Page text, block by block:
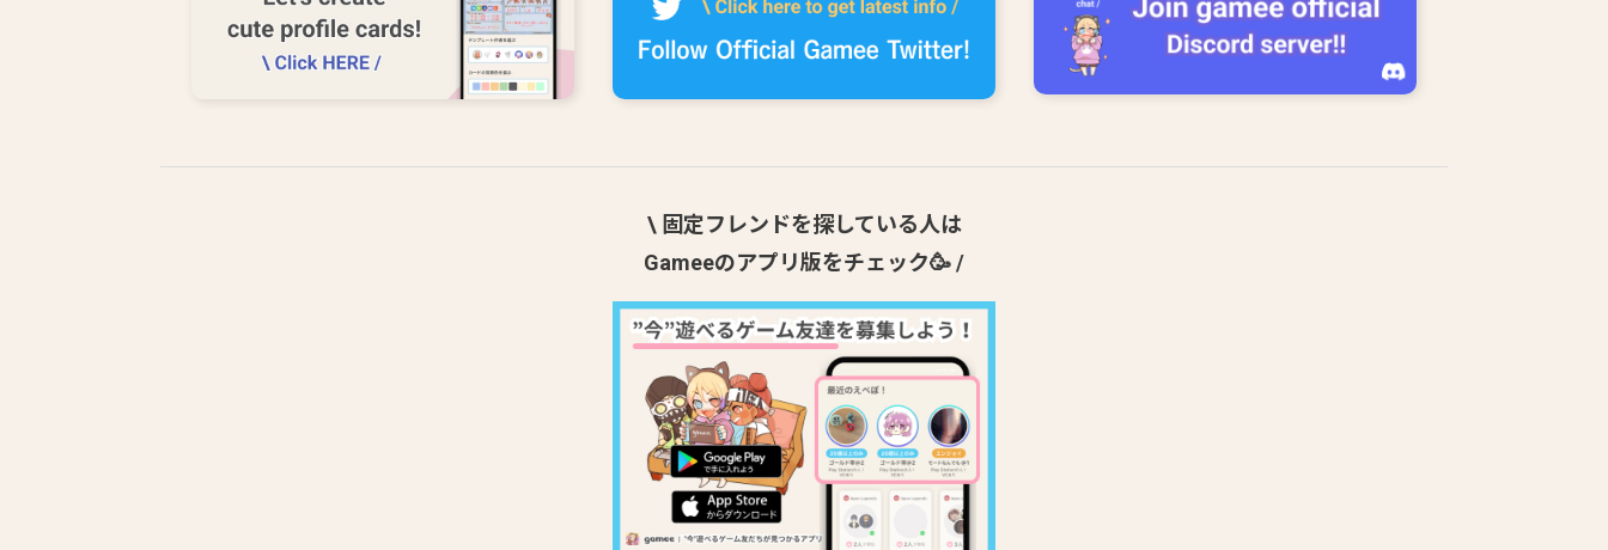
\ 固定フレンドを探している人は
Gameeのアプリ版をチェック🥳 /